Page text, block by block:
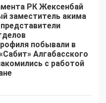
РК Жексенбай
заместитель акима
побывали в
Алгабасского
с работой